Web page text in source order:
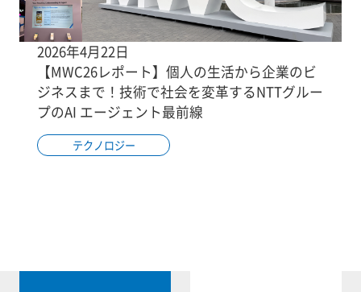
2026年4月22日
【MWC26レポート】個人の生活から企業のビ
ジネスまで！技術で社会を変革するNTTグルー
プのAI エージェント最前線
テクノロジー